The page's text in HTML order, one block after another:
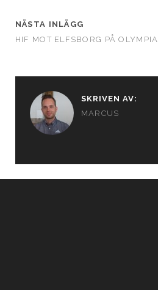
NÄSTA INLÄGG
HIF MOT ELFSBORG PÅ OLYMPIA
SKRIVEN AV:
MARCUS